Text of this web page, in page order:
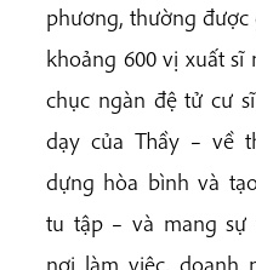
phương, thường được
khoảng 600 vị xuất
chục ngàn đệ tử cư
dạy của Thầy – về
dựng hòa bình và
tu tập – và mang sự
nơi làm việc, doanh